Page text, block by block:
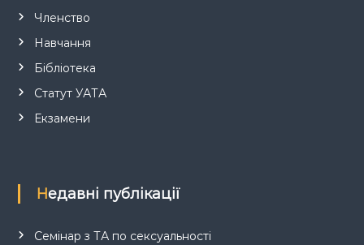
Членство
Навчання
Бібліотека
Статут УАТА
Екзамени
Недавні публікації
Семінар з ТА по сексуальності